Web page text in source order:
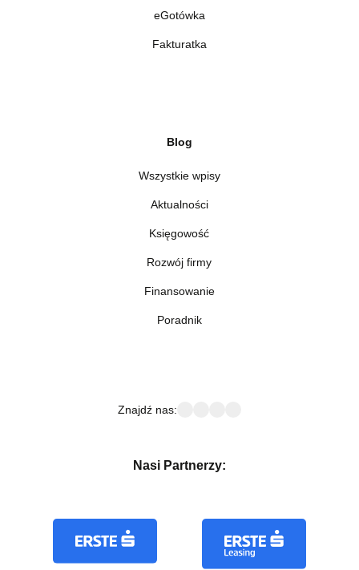
eGotówka
Fakturatka
Blog
Wszystkie wpisy
Aktualności
Księgowość
Rozwój firmy
Finansowanie
Poradnik
Znajdź nas:
Nasi Partnerzy: